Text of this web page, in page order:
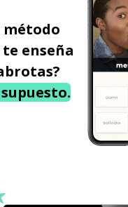
método
te enseña